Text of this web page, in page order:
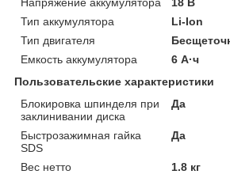
Тип аккумулятора
Li-Ion
Тип двигателя
Емкость аккумулятора
6 А·ч
Пользовательские характеристики
Блокировка шпинделя при
заклинивании диска
Да
Быстрозажимная гайка
SDS
Да
Вес нетто
1.8 кг